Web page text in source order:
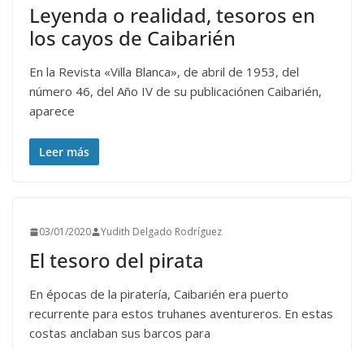
Leyenda o realidad, tesoros en
los cayos de Caibarién
En la Revista «Villa Blanca», de abril de 1953, del
número 46, del Año IV de su publicaciónen Caibarién,
aparece
Leer más
03/01/2020 Yudith Delgado Rodríguez
El tesoro del pirata
En épocas de la piratería, Caibarién era puerto
recurrente para estos truhanes aventureros. En estas
costas anclaban sus barcos para